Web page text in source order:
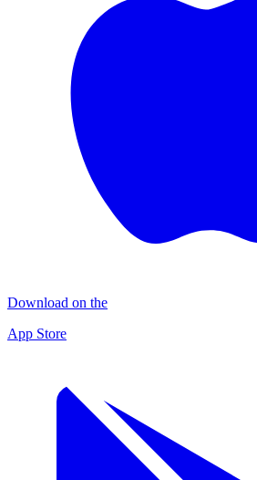
Download on the
App Store